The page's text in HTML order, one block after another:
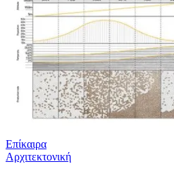
Επίκαιρα
Αρχιτεκτονική